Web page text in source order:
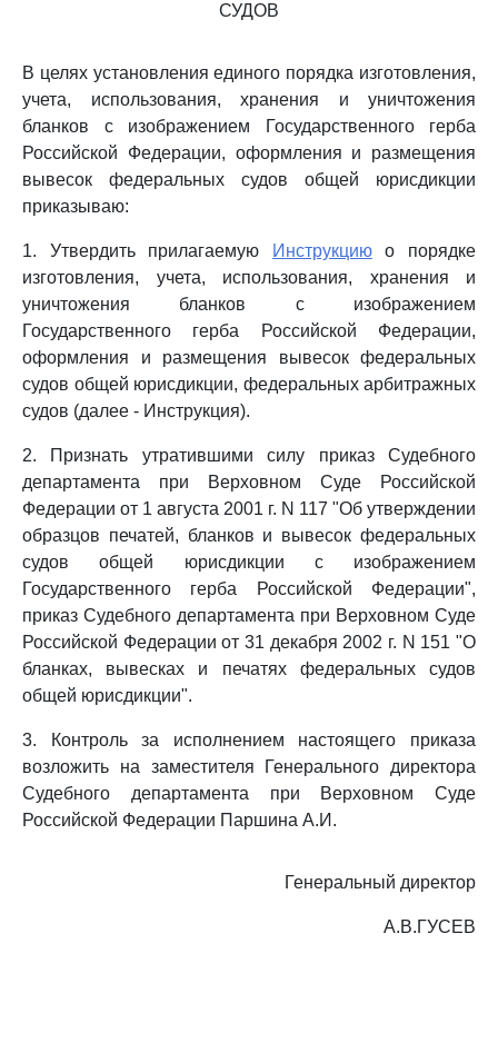
СУДОВ
В целях установления единого порядка изготовления,
учета, использования, хранения и уничтожения
бланков с изображением Государственного герба
Российской Федерации, оформления и размещения
вывесок федеральных судов общей юрисдикции
приказываю:
1. Утвердить прилагаемую Инструкциюо порядке
изготовления, учета, использования, хранения и
уничтожения бланков с изображением
Государственного герба Российской Федерации,
оформления и размещения вывесок федеральных
судов общей юрисдикции, федеральных арбитражных
судов (далее - Инструкция).
2. Признать утратившими силу приказ Судебного
департамента при Верховном Суде Российской
Федерации от 1 августа 2001 г. N 117 "Об утверждении
образцов печатей, бланков и вывесок федеральных
судов общей юрисдикции с изображением
Государственного герба Российской Федерации",
приказ Судебного департамента при Верховном Суде
Российской Федерации от 31 декабря 2002 г. N 151 "О
бланках, вывесках и печатях федеральных судов
общей юрисдикции".
3. Контроль за исполнением настоящего приказа
возложить на заместителя Генерального директора
Судебного департамента при Верховном Суде
Российской Федерации Паршина А.И.
Генеральный директор
А.В.ГУСЕВ